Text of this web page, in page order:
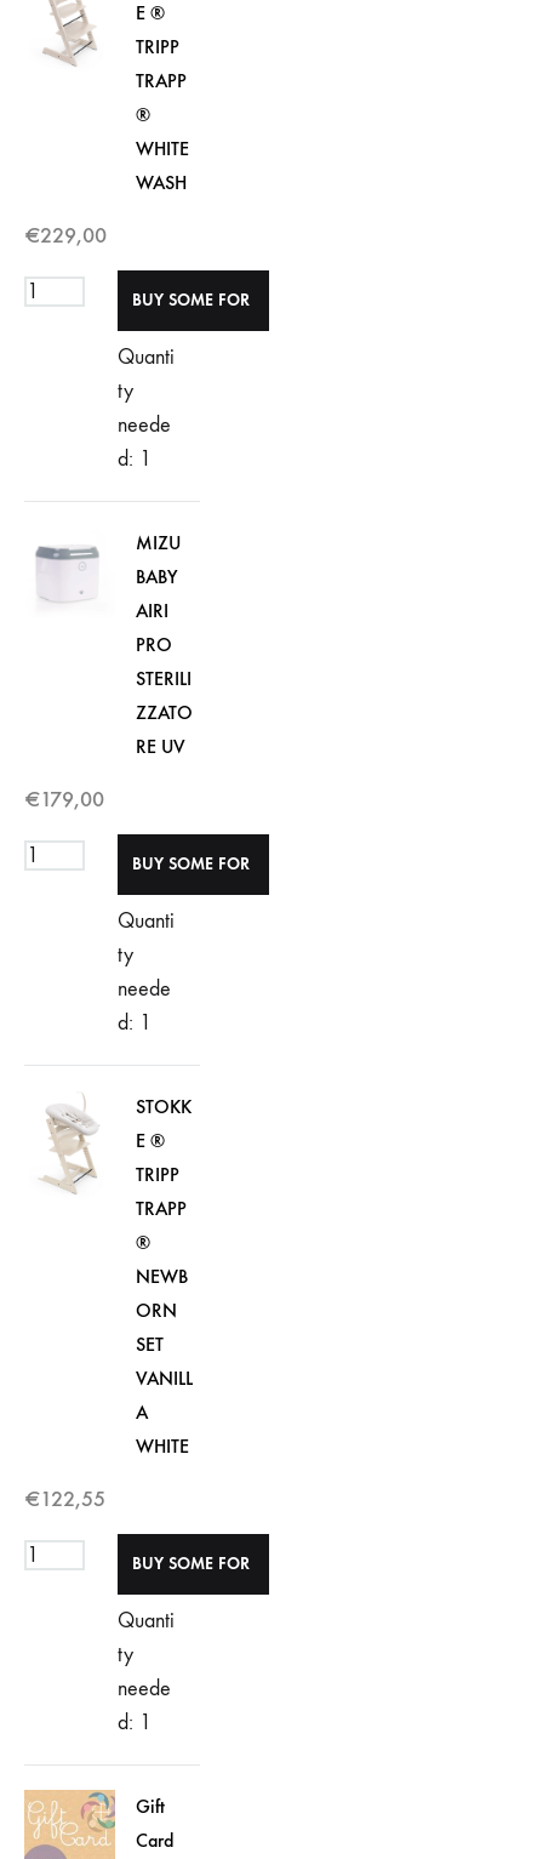
E ®
TRIPP
TRAPP
®
WHITE
WASH
€229,00
Quanti
ty
neede
d: 1
MIZU
BABY
AIRI
PRO
STERILI
ZZATO
RE UV
€179,00
Quanti
ty
neede
d: 1
STOKK
E ®
TRIPP
TRAPP
®
NEWB
ORN
SET
VANILL
A
WHITE
€122,55
Quanti
ty
neede
d: 1
Gift
Card